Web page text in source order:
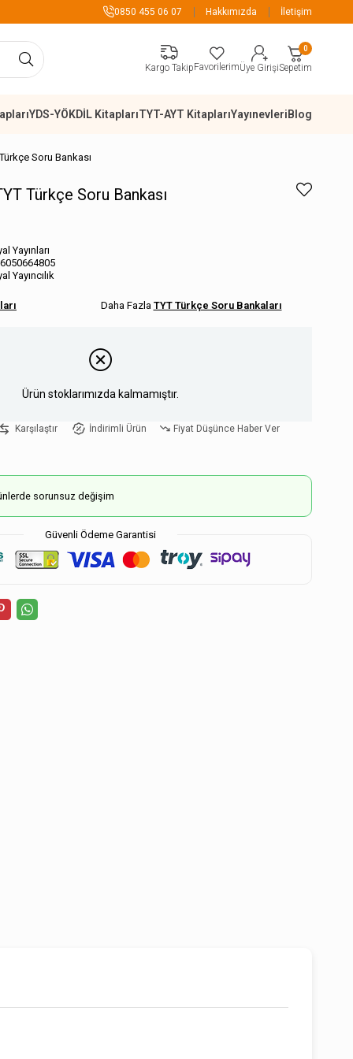
TL Üzeri Alışverişlerde Kargo Ücretsiz
0850 455 06 07 Hakkımızda İletişim
Kargo TakipFavorilerimÜye GirişiSepetim
0
YDS-YÖKDİL KitaplarıTYT-AYT KitaplarıYayınevleriBlog
Soru Bankası
Türkçe Soru Bankası
Yayınları
Yayıncılık
TYT Türkçe Soru Bankaları
Ürün stoklarımızda kalmamıştır.
Karşılaştır İndirimli Ürün Fiyat Düşünce Haber Ver
sorunsuz değişim
Güvenli Ödeme Garantisi